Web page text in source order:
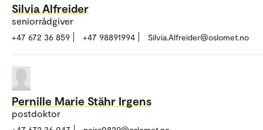
Silvia Alfreider
seniorrådgiver
+47 672 36 859 +47 98891994 Silvia.Alfreider@oslomet.no
Pernille Marie Stähr Irgens
postdoktor